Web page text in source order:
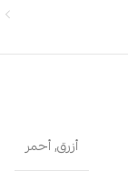
أزرق,أحمر